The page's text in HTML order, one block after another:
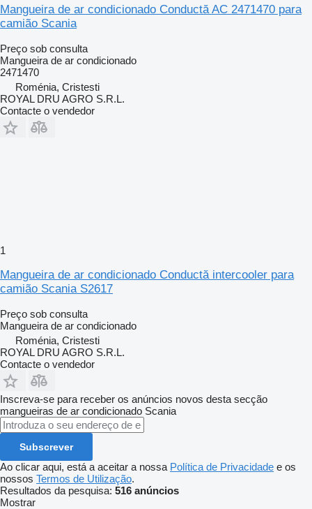
Mangueira de ar condicionado Conductă AC 2471470 para
camião Scania
Preço sob consulta
Mangueira de ar condicionado
2471470
Roménia, Cristesti
ROYAL DRU AGRO S.R.L.
Contacte o vendedor
1
Mangueira de ar condicionado Conductă intercooler para
camião Scania S2617
Preço sob consulta
Mangueira de ar condicionado
Roménia, Cristesti
ROYAL DRU AGRO S.R.L.
Contacte o vendedor
Inscreva-se para receber os anúncios novos desta secção
mangueiras de ar condicionado Scania
Subscrever
Ao clicar aqui, está a aceitar a nossa Política de Privacidade e os
nossos Termos de Utilização.
Resultados da pesquisa: 516 anúncios
Mostrar